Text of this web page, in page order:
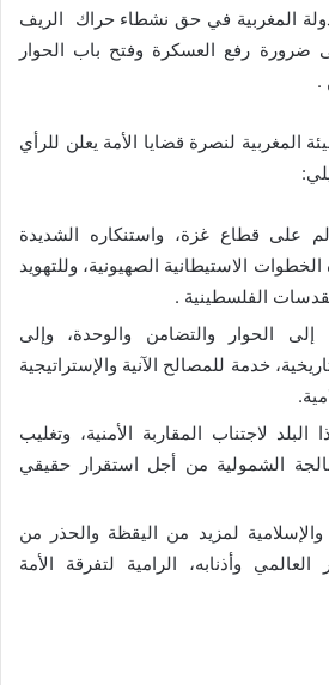
المغربية في حق نشطاء حراك الريف
ضرورة رفع العسكرة وفتح باب الحوار
.
المغربية لنصرة قضايا الأمة يعلن للرأي
على قطاع غزة، واستنكاره الشديدة
الاستيطانية الصهيونية، وللتهويد
الفلسطينية .
الحوار والتضامن والوحدة، وإلى
خدمة للمصالح الآنية والإستراتيجية
البلد لاجتناب المقاربة الأمنية، وتغليب
الشمولية من أجل استقرار حقيقي
والإسلامية لمزيد من اليقظة والحذر من
وأذنابه، الرامية لتفرقة الأمة